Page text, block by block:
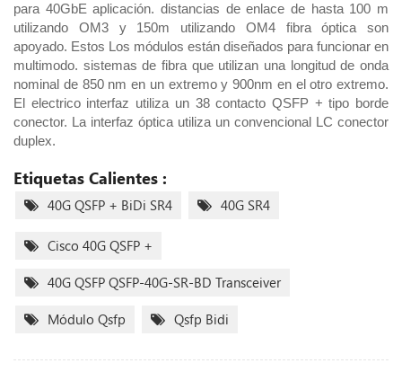
para 40GbEaplicación. distancias de enlace de hasta 100 m
utilizando OM3 y 150m utilizando OM4 fibra óptica son
apoyado. Estos Los módulos están diseñados para funcionar en
multimodo. sistemas de fibra que utilizan una longitud de onda
nominal de 850 nm en un extremo y 900nm en el otro extremo.
El electricointerfaz utiliza un 38 contacto QSFP + tipo borde
conector. La interfaz óptica utiliza un convencional LC conector
duplex.
Etiquetas Calientes :
40G QSFP + BiDi SR4 40G SR4
Cisco 40G QSFP +
40G QSFP QSFP-40G-SR-BD Transceiver
Módulo Qsfp Qsfp Bidi